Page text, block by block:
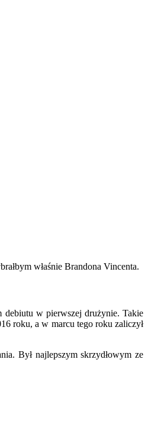
właśnie Brandona Vincenta.
debiutu w pierwszej drużynie. Takie
roku, a w marcu tego roku zaliczył
Był najlepszym skrzydłowym ze